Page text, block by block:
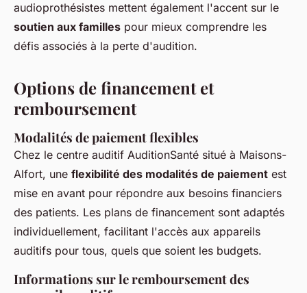
audioprothésistes mettent également l'accent sur le
soutien aux familles pour mieux comprendre les
défis associés à la perte d'audition.
Options de financement et
remboursement
Modalités de paiement flexibles
Chez le centre auditif AuditionSanté situé à Maisons-
Alfort, une flexibilité des modalités de paiement est
mise en avant pour répondre aux besoins financiers
des patients. Les plans de financement sont adaptés
individuellement, facilitant l'accès aux appareils
auditifs pour tous, quels que soient les budgets.
Informations sur le remboursement des